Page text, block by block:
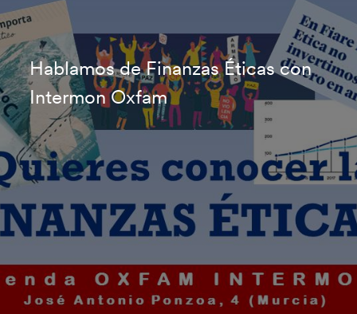
Hablamos de Finanzas Éticas con
Intermon Oxfam